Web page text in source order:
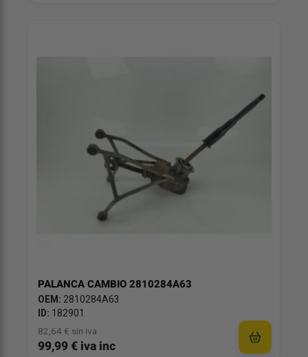
PALANCA CAMBIO 2810284A63
OEM: 2810284A63
ID: 182901
82,64 € sin iva
99,99 € iva inc